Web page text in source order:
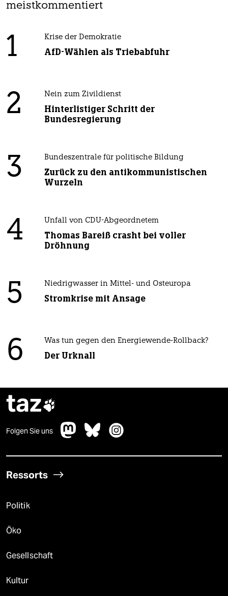
meistkommentiert
1 Krise der Demokratie
AfD-Wählen als Triebabfuhr
2 Nein zum Zivildienst
Hinterlistiger Schritt der
Bundesregierung
3 Bundeszentrale für politische Bildung
Zurück zu den antikommunistischen
Wurzeln
4 Unfall von CDU-Abgeordnetem
Thomas Bareiß crasht bei voller
Dröhnung
5 Niedrigwasser in Mittel- und Osteuropa
Stromkrise mit Ansage
6 Was tun gegen den Energiewende-Rollback?
Der Urknall
taz
Folgen Sie uns
Ressorts
Politik
Öko
Gesellschaft
Kultur